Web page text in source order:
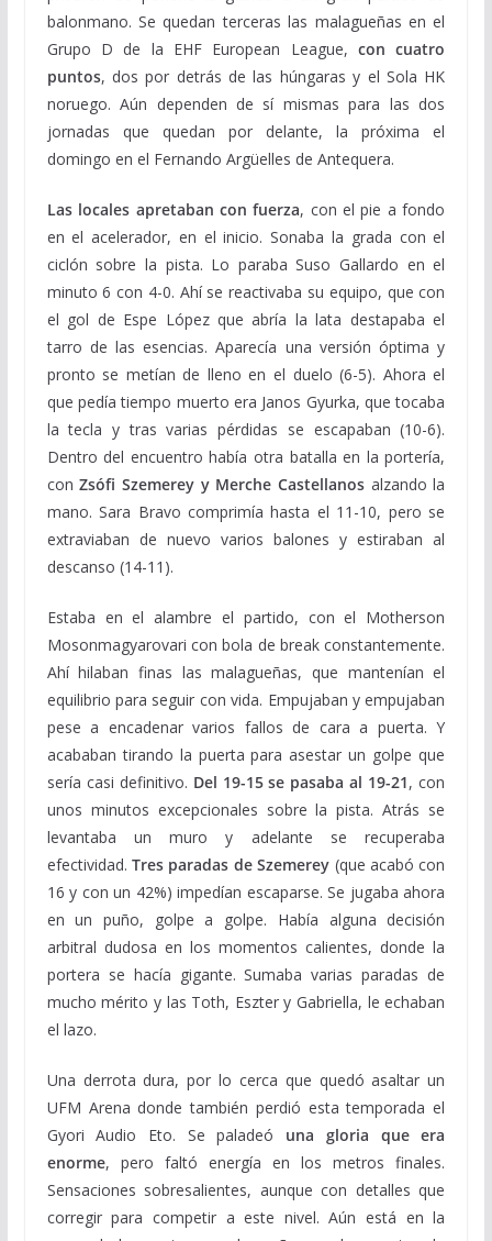
balonmano. Se quedan terceras las malagueñas en el
Grupo D de la EHF European League, con cuatro
puntos, dos por detrás de las húngaras y el Sola HK
noruego. Aún dependen de sí mismas para las dos
jornadas que quedan por delante, la próxima el
domingo en el Fernando Argüelles de Antequera.
Las locales apretaban con fuerza, con el pie a fondo
en el acelerador, en el inicio. Sonaba la grada con el
ciclón sobre la pista. Lo paraba Suso Gallardo en el
minuto 6 con 4-0. Ahí se reactivaba su equipo, que con
el gol de Espe López que abría la lata destapaba el
tarro de las esencias. Aparecía una versión óptima y
pronto se metían de lleno en el duelo (6-5). Ahora el
que pedía tiempo muerto era Janos Gyurka, que tocaba
la tecla y tras varias pérdidas se escapaban (10-6).
Dentro del encuentro había otra batalla en la portería,
conZsófi Szemerey y Merche Castellanosalzando la
mano. Sara Bravo comprimía hasta el 11-10, pero se
extraviaban de nuevo varios balones y estiraban al
descanso (14-11).
Estaba en el alambre el partido, con el Motherson
Mosonmagyarovari con bola de break constantemente.
Ahí hilaban finas las malagueñas, que mantenían el
equilibrio para seguir con vida. Empujaban y empujaban
pese a encadenar varios fallos de cara a puerta. Y
acababan tirando la puerta para asestar un golpe que
sería casi definitivo. Del 19-15 se pasaba al 19-21, con
unos minutos excepcionales sobre la pista. Atrás se
levantaba un muro y adelante se recuperaba
efectividad.Tres paradas de Szemerey (que acabó con
16 y con un 42%) impedían escaparse. Se jugaba ahora
en un puño, golpe a golpe. Había alguna decisión
arbitral dudosa en los momentos calientes, donde la
portera se hacía gigante. Sumaba varias paradas de
mucho mérito y las Toth, Eszter y Gabriella, le echaban
el lazo.
Una derrota dura, por lo cerca que quedó asaltar un
UFM Arena donde también perdió esta temporada el
Gyori Audio Eto. Se paladeó una gloria que era
enorme, pero faltó energía en los metros finales.
Sensaciones sobresalientes, aunque con detalles que
corregir para competir a este nivel. Aún está en la